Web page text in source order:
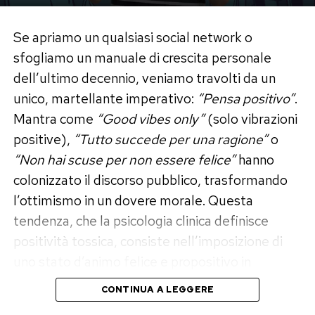
nazionale sono attivi iCentri di Ascolto per
Uomini Maltrattanti (CAM)e i servizi dedicati
alla gestione della violenza relazionale. Si tratta
di strutture pubbliche e del terzo settore dove
équipe di psicologi, psicoterapeuti ed educatori
offrono spazi d’ascolto riservati, non giudicanti e
completamente gratuiti. Rivolgersi a questi
centri permette di intraprendere percorsi
individuali o di gruppo pensati per decostruire
l’impulsività, elaborare il rifiuto e apprendere
modalità sane di gestione dello stress emotivo.
Contatti d’emergenza e l’importanza
della prevenzione tempestiva
Se apriamo un qualsiasi social network o
sfogliamo un manuale di crescita personale
dell’ultimo decennio, veniamo travolti da un
unico, martellante imperativo: “Pensa positivo”.
Mantra come “Good vibes only”(solo vibrazioni
positive), “Tutto succede per una ragione”o
“Non hai scuse per non essere felice”hanno
colonizzato il discorso pubblico, trasformando
l’ottimismo in un dovere morale. Questa
tendenza, che la psicologia clinica definisce
positività tossica, consiste nell’imposizione di
qualsiasi circostanza, ignorando, sminuendo o
invalidando l’intera gamma delle esperienze
CONTINUA A LEGGERE